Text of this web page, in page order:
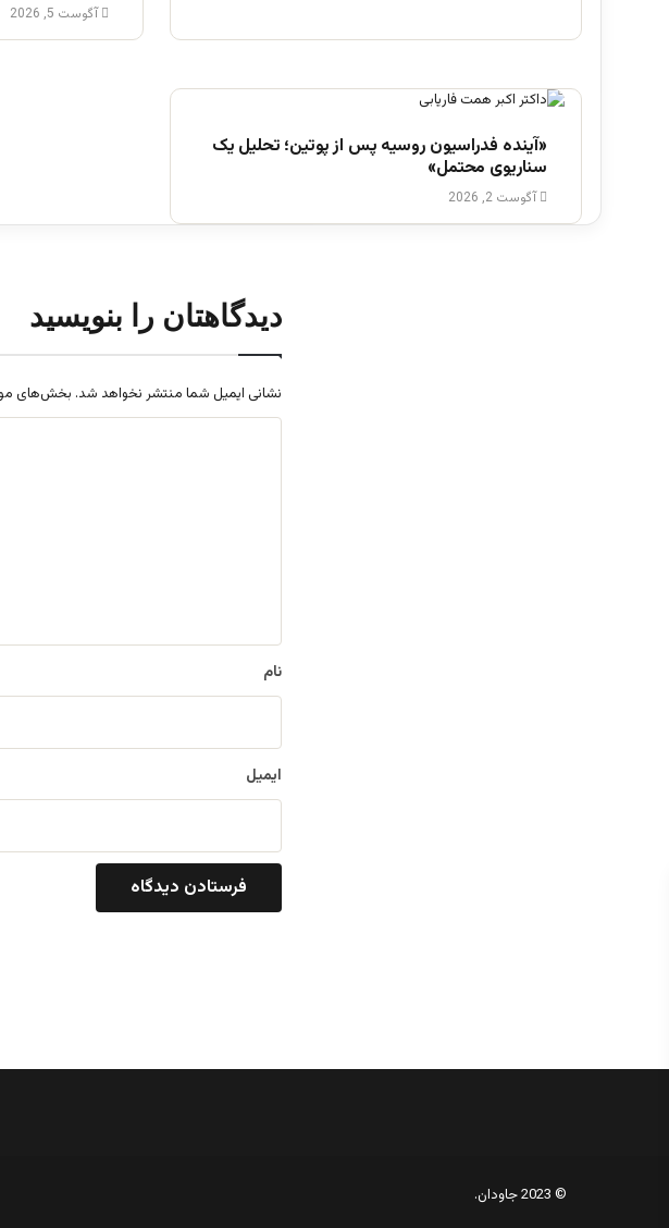
تا پادزهر
آگوست 6, 2026
آگوست 5, 2026
«آینده فدراسیون روسیه پس از پوتین؛ تحلیل یک
سناریوی محتمل»
آگوست 2, 2026
دیدگاهتان را بنویسید
نشانی ایمیل شما منتشر نخواهد شد. بخش‌های
نام
ایمیل
© 2023 جاودان.